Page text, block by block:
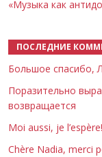
«Музыка как
ПОСЛЕДНИЕ
Большое спасибо,
Поразительно
возвращается
Moi aussi, je
Chère Nadia, merci